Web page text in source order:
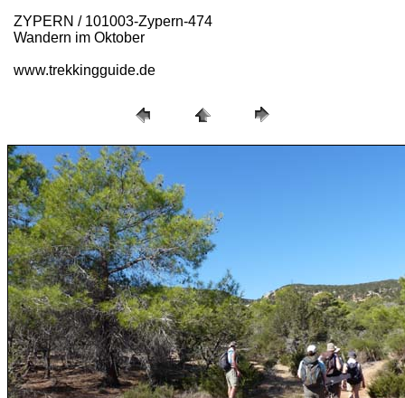
ZYPERN / 101003-Zypern-474
Wandern im Oktober
www.trekkingguide.de